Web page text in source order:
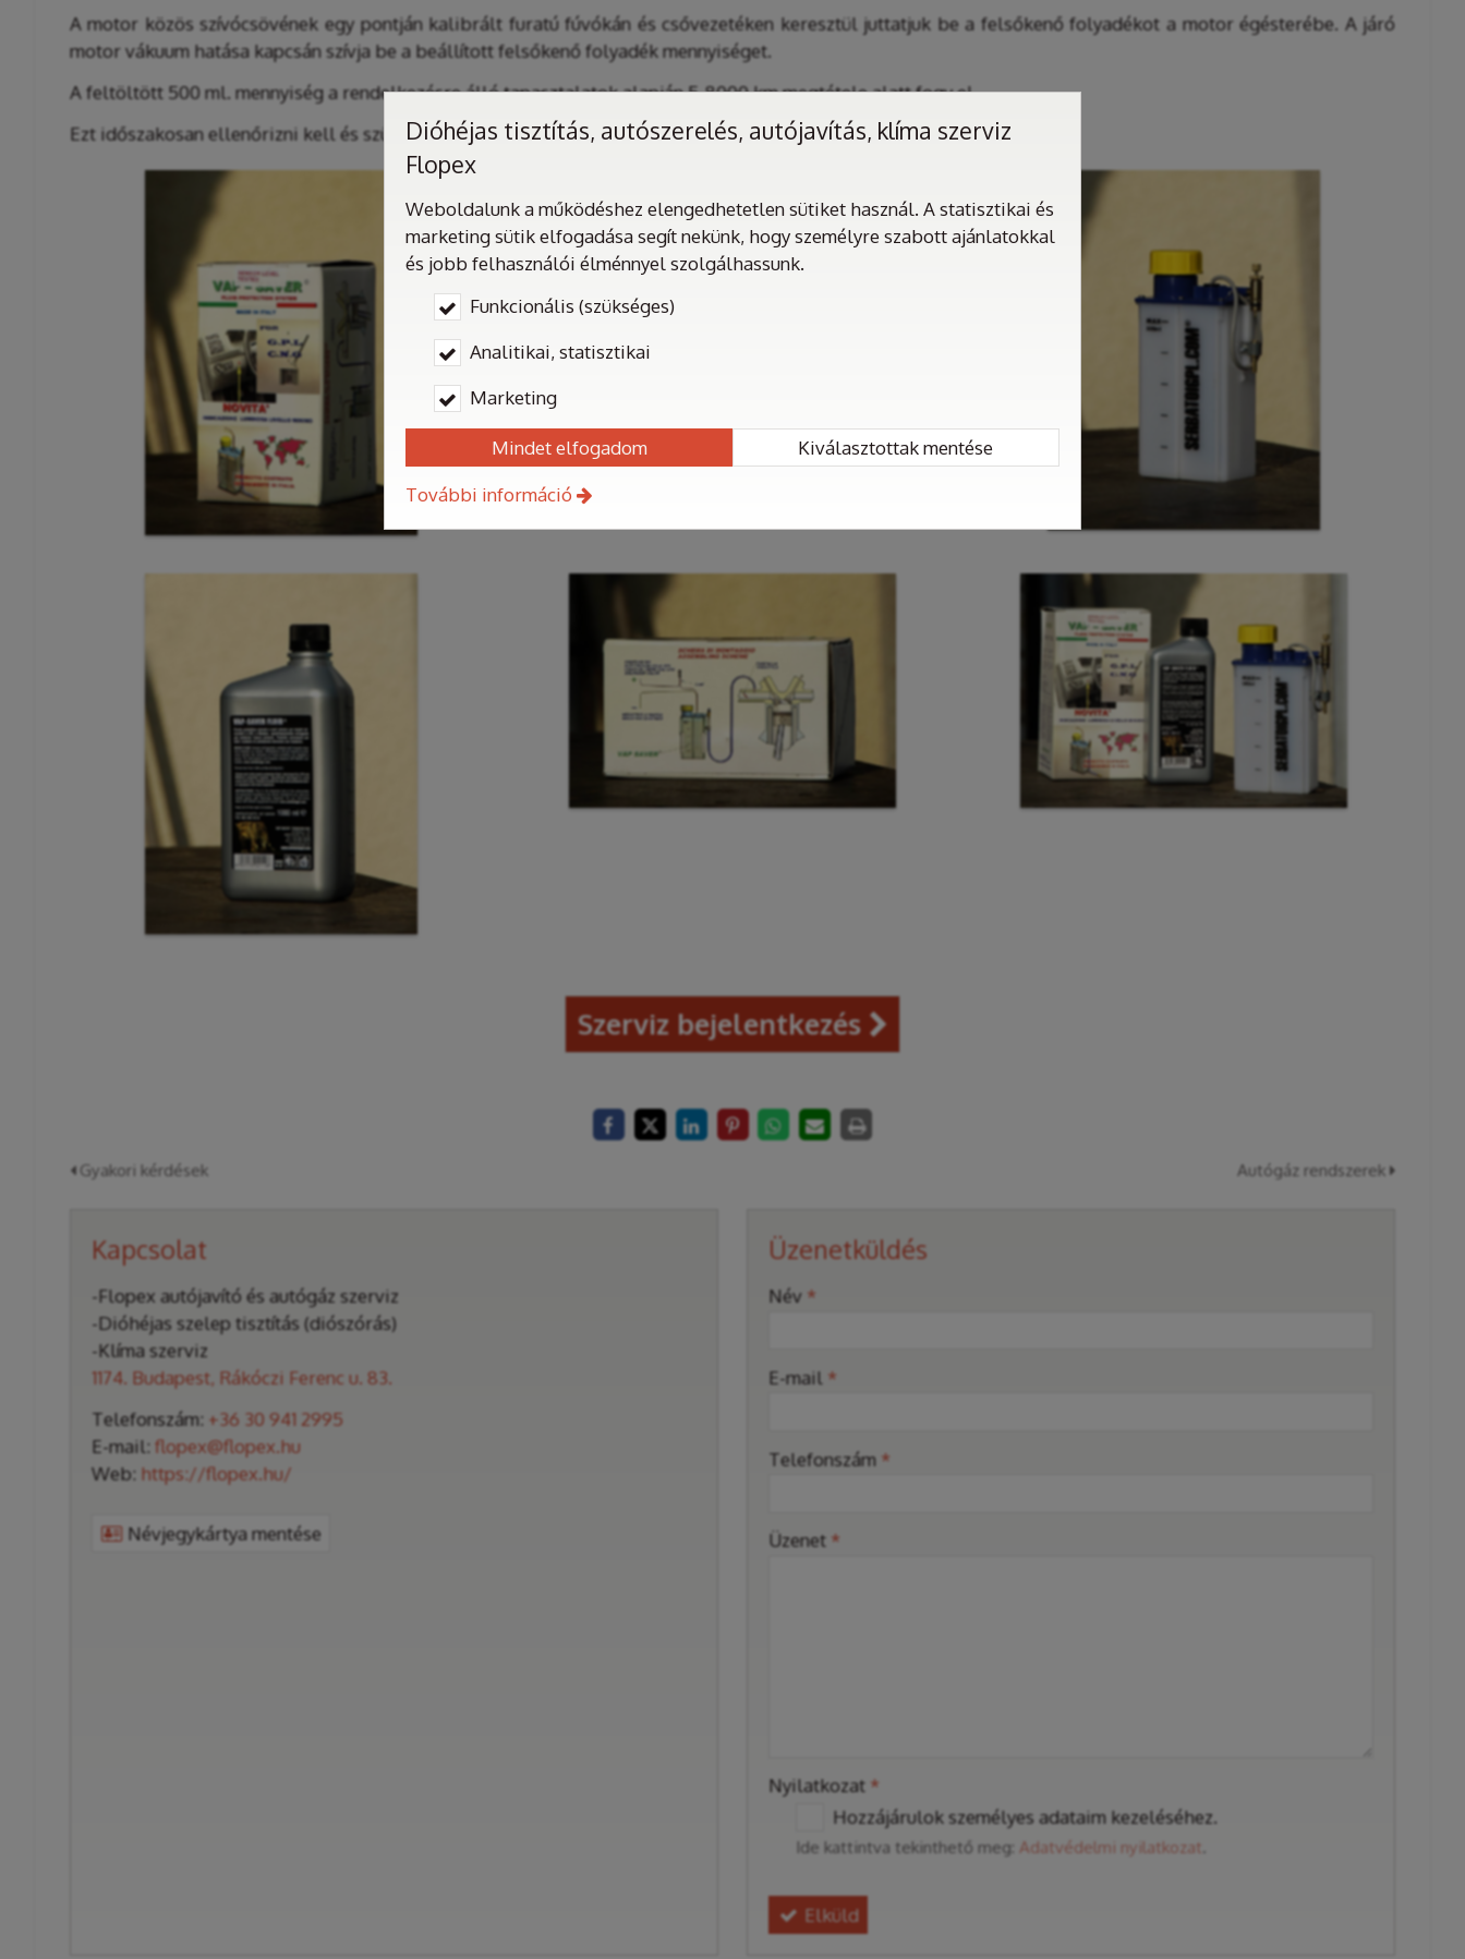
A motor közös szívócsövének egy pontján kalibrált furatú fúvókán és csővezetéken keresztül juttatjuk be a felsőkenő folyadékot a motor égésterébe. A járó
motor vákuum hatása kapcsán szívja be a beállított felsőkenő folyadék mennyiséget.
A feltöltött 500 ml. mennyiség a rendelkezésre álló tapasztalatok alapján 5-8000 km megtétele alatt fogy el.
Ezt időszakosan ellenőrizni kell és szükség szerint az elfogyott folyadékot pótolni szükséges!
Szerviz bejelentkezés 
Gyakori kérdések Autógáz rendszerek
Kapcsolat
-Flopex autójavító és autógáz szerviz
-Dióhéjas szelep tisztítás (diószórás)
-Klíma szerviz
1174. Budapest, Rákóczi Ferenc u. 83.
Telefonszám: +36 30 941 2995
E-mail: flopex@flopex.hu
Web: https://flopex.hu/
Névjegykártya mentése
Üzenetküldés
Név *
E-mail *
Telefonszám *
Üzenet *
Nyilatkozat *
Hozzájárulok személyes adataim kezeléséhez.
Ide kattintva tekinthető meg: Adatvédelmi nyilatkozat
Elküld
Dióhéjas tisztítás, autószerelés, autójavítás, klíma szerviz
Flopex
Weboldalunk a működéshez elengedhetetlen sütiket használ. A statisztikai és
marketing sütik elfogadása segít nekünk, hogy személyre szabott ajánlatokkal
és jobb felhasználói élménnyel szolgálhassunk.
Funkcionális (szükséges)
Analitikai, statisztikai
Marketing
Mindet elfogadom Kiválasztottak mentése
További információ